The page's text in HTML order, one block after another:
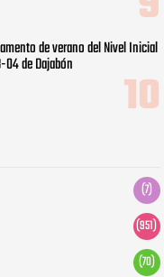
de verano del Nivel Inicial
de Dajabón
(7)
(951)
(70)